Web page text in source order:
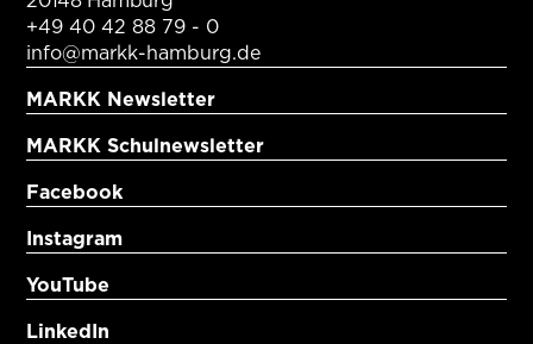
+49 40 42 88 79 - 0
info@markk-hamburg.de
MARKK Newsletter
MARKK Schulnewsletter
Facebook
Instagram
YouTube
LinkedIn